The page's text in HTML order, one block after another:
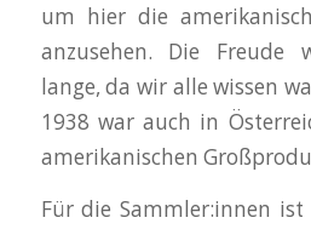
um hier die
anzusehen. Die Freude
lange, da wir alle wissen
1938 war auch in
amerikanischen
Für die Sammler:innen